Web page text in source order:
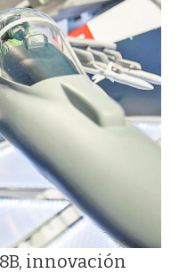
innovación